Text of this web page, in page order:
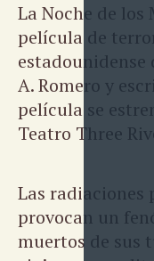
La Noche de los
película de
estadounidense
A. Romero y
película se
Teatro Three
Las radiaciones
provocan un
muertos de sus